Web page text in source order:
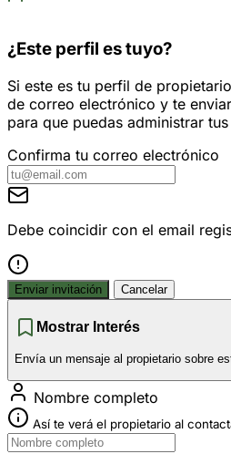
¿Este perfil es tuyo?
Si este es tu perfil de
de correo electrónico y te
para que puedas administrar
Confirma tu correo electrónico
Debe coincidir con el email
Enviar invitación Cancelar
Mostrar Interés
Envía un mensaje al propietario sobre
Nombre completo
Así te verá el propietario al